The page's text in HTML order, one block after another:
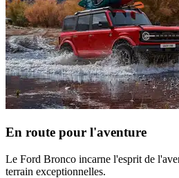
En route pour l'aventure
Le Ford Bronco incarne l'esprit de
terrain exceptionnelles.